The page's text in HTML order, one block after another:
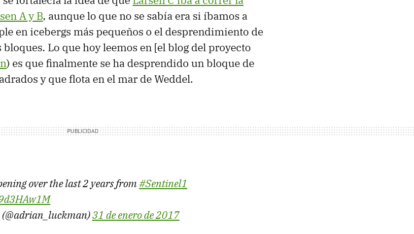
A y B, aunque lo que no se sabía era si íbamos a
en icebergs más pequeños o el desprendimiento de
Lo que hoy leemos en [el blog del proyecto
) es que finalmente se ha desprendido un bloque de
y que flota en el mar de Weddel.
over the last 2 years from#Sentinel1
31 de enero de 2017